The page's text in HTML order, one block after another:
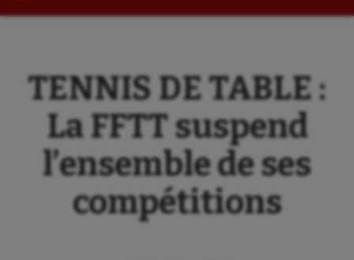
TENNIS DE TABLE :
La FFTT suspend
l’ensemble de ses
compétitions